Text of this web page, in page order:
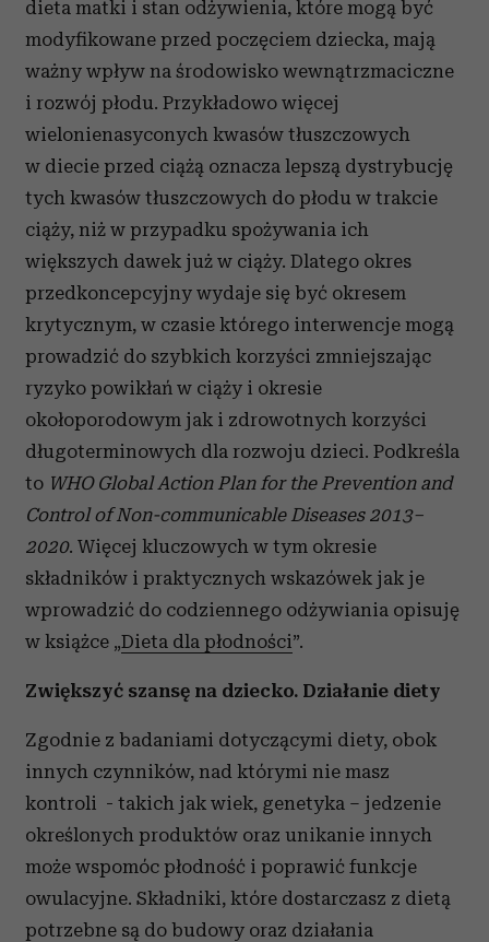
dieta matki i stan odżywienia, które mogą być
modyfikowane przed poczęciem dziecka, mają
ważny wpływ na środowisko wewnątrzmaciczne
i rozwój płodu. Przykładowo więcej
wielonienasyconych kwasów tłuszczowych
w diecie przed ciążą oznacza lepszą dystrybucję
tych kwasów tłuszczowych do płodu w trakcie
ciąży, niż w przypadku spożywania ich
większych dawek już w ciąży. Dlatego okres
przedkoncepcyjny wydaje się być okresem
krytycznym, w czasie którego interwencje mogą
prowadzić do szybkich korzyści zmniejszając
ryzyko powikłań w ciąży i okresie
okołoporodowym jak i zdrowotnych korzyści
długoterminowych dla rozwoju dzieci. Podkreśla
to WHO Global Action Plan for the Prevention and
Control of Non-communicable Diseases 2013–
2020. Więcej kluczowych w tym okresie
składników i praktycznych wskazówek jak je
wprowadzić do codziennego odżywiania opisuję
w książce „Dieta dla płodności”.
Zwiększyć szansę na dziecko. Działanie diety
Zgodnie z badaniami dotyczącymi diety, obok
innych czynników, nad którymi nie masz
kontroli - takich jak wiek, genetyka – jedzenie
określonych produktów oraz unikanie innych
może wspomóc płodność i poprawić funkcje
owulacyjne. Składniki, które dostarczasz z dietą
potrzebne są do budowy oraz działania